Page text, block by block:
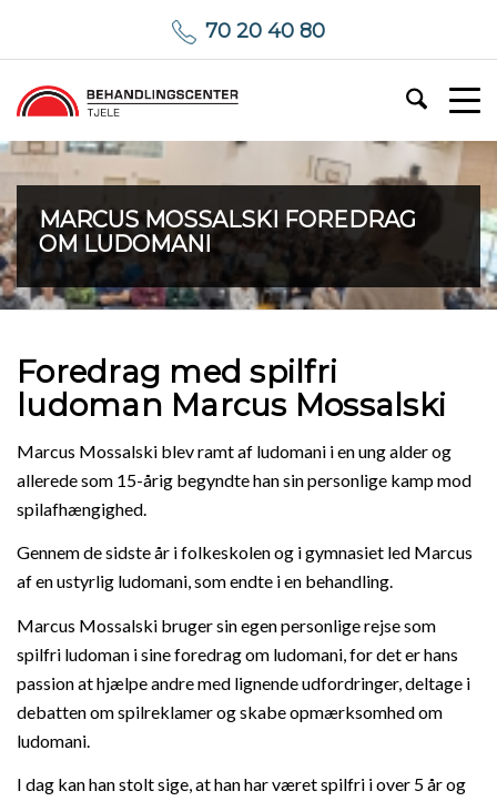
70 20 40 80
MARCUS MOSSALSKI FOREDRAG
OM LUDOMANI
Foredrag med spilfri
ludoman Marcus Mossalski
Marcus Mossalski blev ramt af ludomani i en ung alder og
allerede som 15-årig begyndte han sin personlige kamp mod
spilafhængighed.
Gennem de sidste år i folkeskolen og i gymnasiet led Marcus
af en ustyrlig ludomani, som endte i en behandling.
Marcus Mossalski bruger sin egen personlige rejse som
spilfri ludoman i sine foredrag om ludomani, for det er hans
passion at hjælpe andre med lignende udfordringer, deltage i
debatten om spilreklamer og skabe opmærksomhed om
ludomani.
I dag kan han stolt sige, at han har været spilfri i over 5 år og